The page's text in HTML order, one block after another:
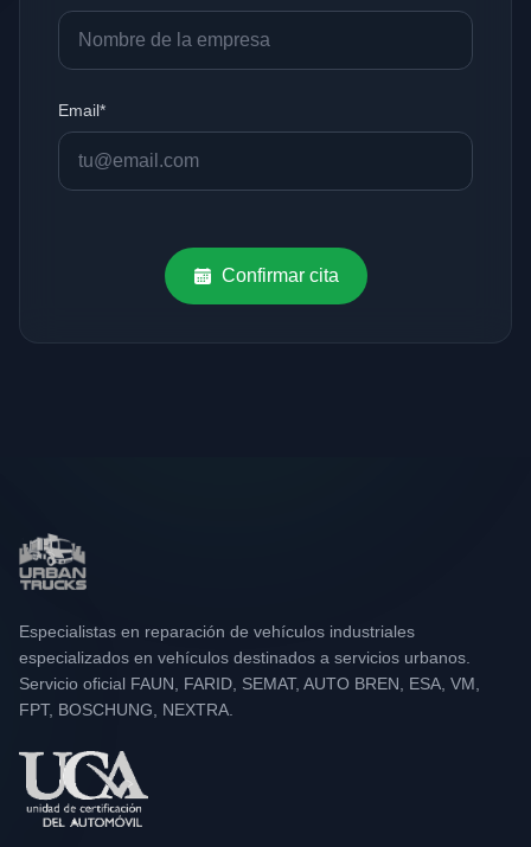
Email*
Confirmar cita
Especialistas en reparación de vehículos industriales
especializados en vehículos destinados a servicios urbanos.
Servicio oficial FAUN, FARID, SEMAT, AUTO BREN, ESA, VM,
FPT, BOSCHUNG, NEXTRA.